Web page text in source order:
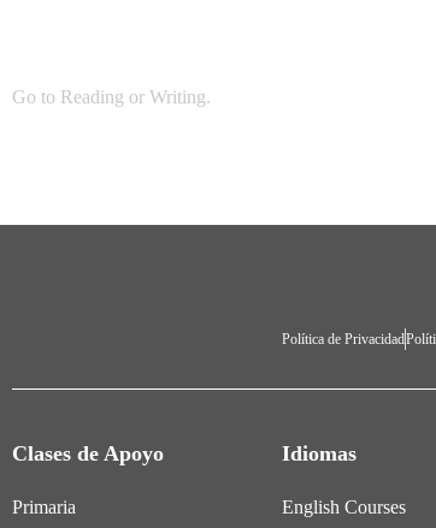
Go to Reading or Writing.
Política de Privacidad
Clases de Apoyo
Primaria
Idiomas
English Courses